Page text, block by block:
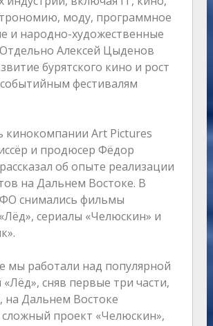
моду, программное
и народно-художественные
Алексей Цыденов
бурятского кино и рост
фестивалям
кинокомпании Art Pictures
и продюсер Фёдор
об опыте реализации
на Дальнем Востоке. В
снимались фильмы
сериалы «Челюскин» и
мы работали над популярной
сняв первые три части,
на Дальнем Востоке
проект «Челюскин»,